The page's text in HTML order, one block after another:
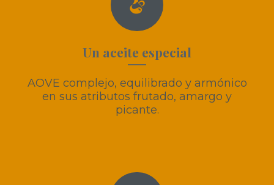
Un aceite especial
AOVE complejo, equilibrado y armónico
en sus atributos frutado, amargo y
picante.